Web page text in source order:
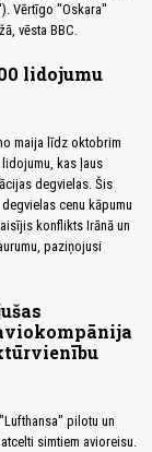
Vērtīgo "Oskara"
vēsta BBC.
lidojumu
maija līdz oktobrim
kas ļaus
degvielas. Šis
cenu kāpumu
konflikts Irānā un
paziņojusi
pilotu un
simtiem avioreisu.